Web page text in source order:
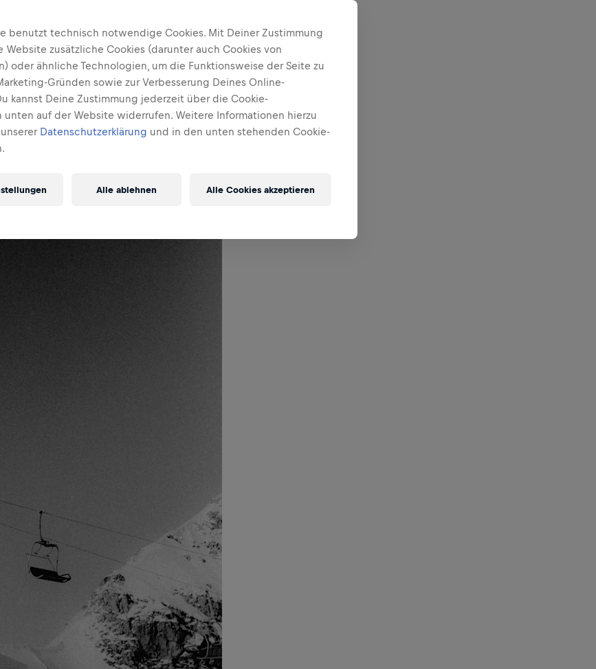
benutzt technisch notwendige Cookies. Mit Deiner Zustimmung
Website zusätzliche Cookies (darunter auch Cookies von
oder ähnliche Technologien, um die Funktionsweise der Seite zu
Gründen sowie zur Verbesserung Deines Online-
kannst Deine Zustimmung jederzeit über die Cookie-
unten auf der Website widerrufen. Weitere Informationen hierzu
Datenschutzerklärung und in den unten stehenden Cookie-
Alle ablehnen Alle Cookies akzeptieren